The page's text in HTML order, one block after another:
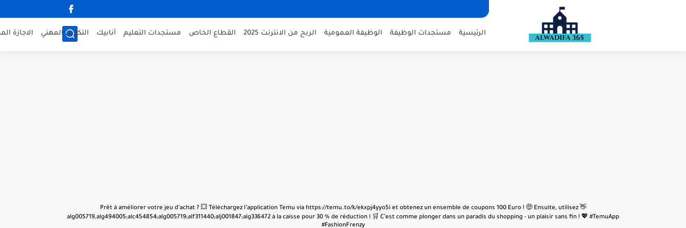
الرئيسية مستجدات الوظيفة الوظيفة العمومية الربح من الانترنت 2025 القطاع الخاص مستجدات التعليم أنابيك التكوين المهني الاجازة
👋 Prêt à améliorer votre jeu d’achat ? 💥 Téléchargez l’application Temu via https://temu.to/k/ekxpj4yyo5i et obtenez un ensemble de coupons 100 Euro ! 🤑 Ensuite, utilisez
alg005719,alg494005;alc454854;alg005719;alf311440;alj001847;alg336472 à la caisse pour 30 % de réduction ! 🛒 C’est comme plonger dans un paradis du shopping - un plaisir sans fin ! 💖 #TemuApp
#FashionFrenzy